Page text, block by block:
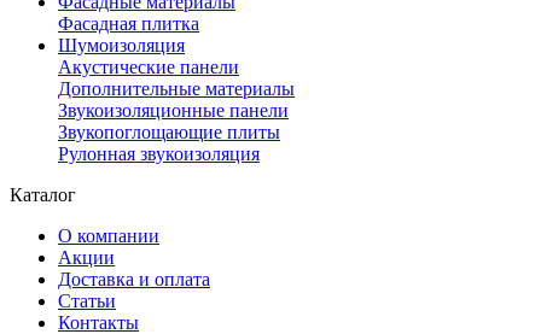
Фасадная плитка
Шумоизоляция
Акустические панели
Дополнительные материалы
Звукоизоляционные панели
Звукопоглощающие плиты
Рулонная звукоизоляция
Каталог
О компании
Акции
Доставка и оплата
Статьи
Контакты